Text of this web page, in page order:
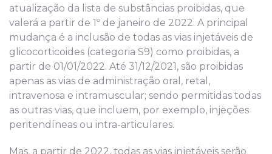
atualização da lista de substâncias proibidas, que
valerá a partir de 1º de janeiro de 2022. A principal
mudança é a inclusão de todas as vias injetáveis de
glicocorticoides (categoria S9) como proibidas, a
partir de 01/01/2022. Até 31/12/2021, são proibidas
apenas as vias de administração oral, retal,
intravenosa e intramuscular; sendo permitidas todas
as outras vias, que incluem, por exemplo, injeções
peritendíneas ou intra-articulares.
Mas, a partir de 2022, todas as vias injetáveis serão